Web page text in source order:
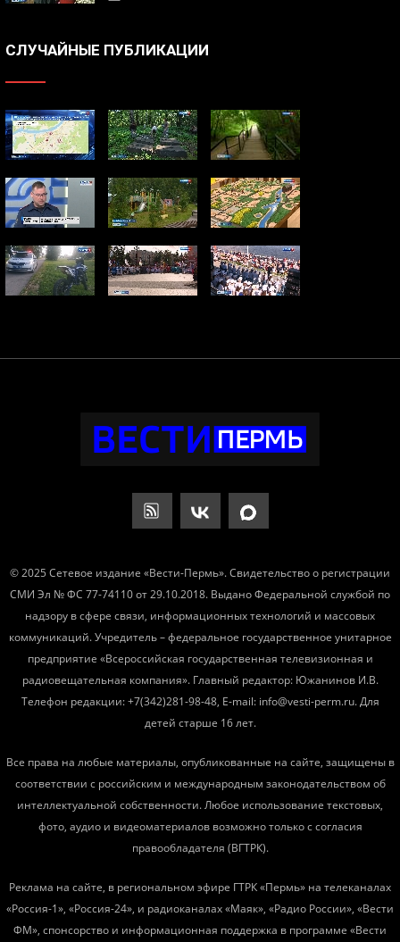
СЛУЧАЙНЫЕ ПУБЛИКАЦИИ
© 2025 Сетевое издание «Вести-Пермь». Свидетельство о регистрации
СМИ Эл № ФС 77-74110 от 29.10.2018. Выдано Федеральной службой по
надзору в сфере связи, информационных технологий и массовых
коммуникаций. Учредитель – федеральное государственное унитарное
предприятие «Всероссийская государственная телевизионная и
радиовещательная компания». Главный редактор: Южанинов И.В.
Телефон редакции: +7(342)281-98-48, E-mail: info@vesti-perm.ru. Для
детей старше 16 лет.
Все права на любые материалы, опубликованные на сайте, защищены в
соответствии с российским и международным законодательством об
интеллектуальной собственности. Любое использование текстовых,
фото, аудио и видеоматериалов возможно только с согласия
правообладателя (ВГТРК).
Реклама на сайте, в региональном эфире ГТРК «Пермь» на телеканалах
«Россия-1», «Россия-24», и радиоканалах «Маяк», «Радио России», «Вести
ФМ», спонсорство и информационная поддержка в программе «Вести